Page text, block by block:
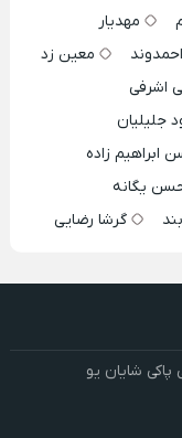
مهدیار
معین زد
اشرفی
جلیلیان
ابراهیم زاده
یگانه
گرشا رضایی
پاکی شایان یو